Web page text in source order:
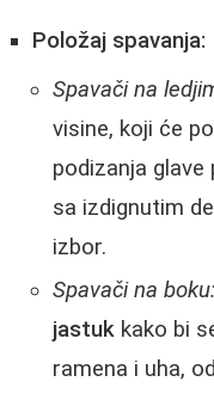
Položaj spavanja:
Spavači na
visine, koji će
podizanja
sa izdignutim
izbor.
Spavači na boku:
jastuk kako bi
ramena i uha,